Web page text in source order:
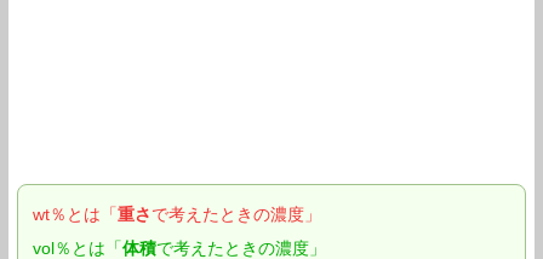
wt％とは「重さで考えたときの濃度」
vol％とは「体積で考えたときの濃度」